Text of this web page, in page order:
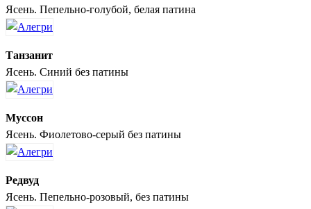
Ясень. Пепельно-голубой, белая патина
Танзанит
Ясень. Синий без патины
Муссон
Ясень. Фиолетово-серый без патины
Редвуд
Ясень. Пепельно-розовый, без патины